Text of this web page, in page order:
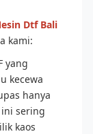
Dtf Bali
kami:
yang
kecewa
hanya
sering
kaos